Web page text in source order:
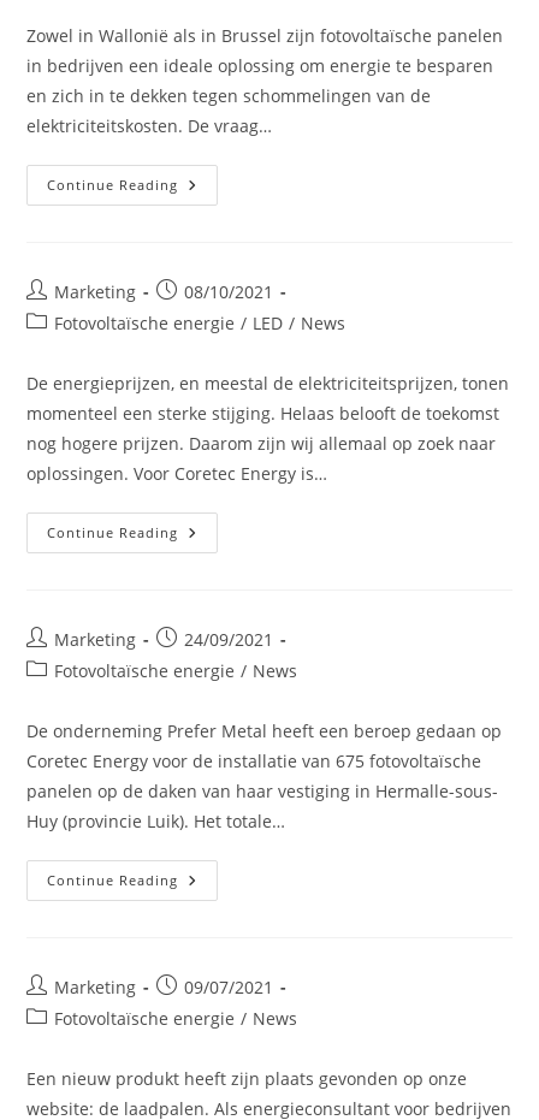
Zowel in Wallonië als in Brussel zijn fotovoltaïsche panelen
in bedrijven een ideale oplossing om energie te besparen
en zich in te dekken tegen schommelingen van de
elektriciteitskosten. De vraag…
Continue Reading Carport
Op
Bedrijf
Post
author:
Marketing
Post
published:
08/10/2021
PostFotovoltaïsche energie / LED / News
De energieprijzen, en meestal de elektriciteitsprijzen, tonen
momenteel een sterke stijging. Helaas belooft de toekomst
nog hogere prijzen. Daarom zijn wij allemaal op zoek naar
oplossingen. Voor Coretec Energy is…
Continue Reading Stijgt
De
Energy
Heeft
De
Oplossing
Post
author:
Marketing
Post
published:
24/09/2021
PostFotovoltaïsche energie / News
De onderneming Prefer Metal heeft een beroep gedaan op
Coretec Energy voor de installatie van 675 fotovoltaïsche
panelen op de daken van haar vestiging in Hermalle-sous-
Huy (provincie Luik). Het totale…
Continue Reading Installatie
Van
Metal
Post
author:
Marketing
Post
published:
09/07/2021
PostFotovoltaïsche energie / News
Een nieuw produkt heeft zijn plaats gevonden op onze
website: de laadpalen. Als energieconsultant voor bedrijven